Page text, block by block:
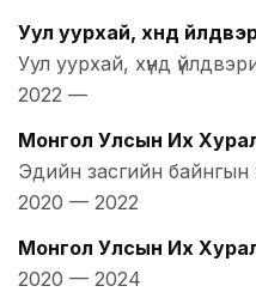
Уул уурхай, хүнд
Уул уурхай, хүнд
2022 —
Монгол Улсын Их
Эдийн засгийн
2020 — 2022
Монгол Улсын Их
2020 — 2024